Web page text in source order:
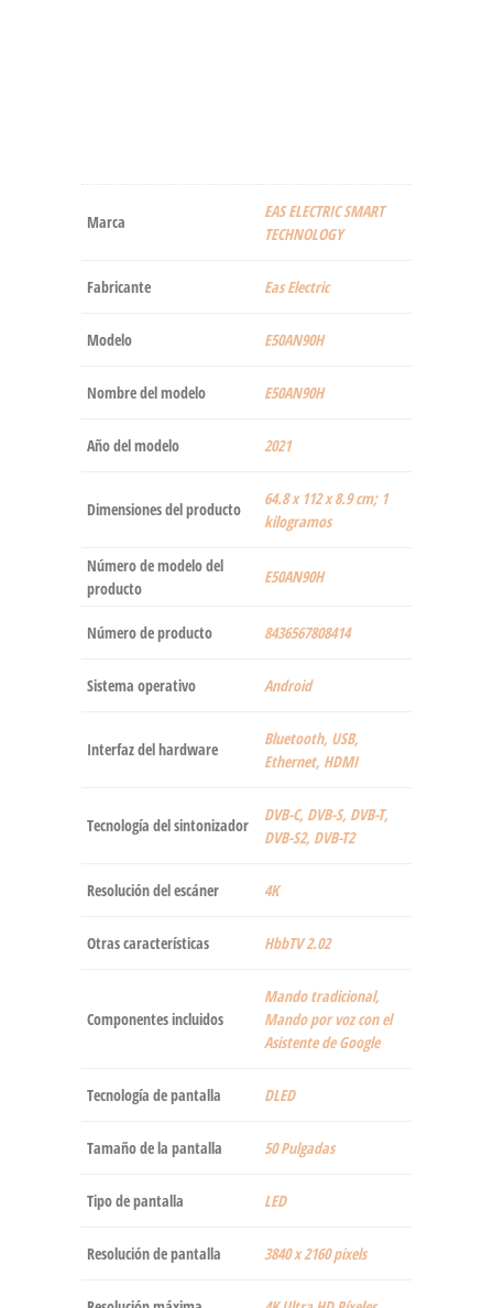
Marca
‎EAS ELECTRIC SMART
TECHNOLOGY
Fabricante ‎Eas Electric
Modelo ‎E50AN90H
Nombre del modelo ‎E50AN90H
Año del modelo ‎2021
Dimensiones del producto
‎64.8 x 112 x 8.9 cm; 1
kilogramos
Número de modelo del
producto
‎E50AN90H
Número de producto ‎8436567808414
Sistema operativo ‎Android
Interfaz del hardware
‎Bluetooth, USB,
Ethernet, HDMI
Tecnología del sintonizador
‎DVB-C, DVB-S, DVB-T,
DVB-S2, DVB-T2
Resolución del escáner ‎4K
Otras características ‎HbbTV 2.02
Componentes incluidos
‎Mando tradicional,
Mando por voz con el
Asistente de Google
Tecnología de pantalla ‎DLED
Tamaño de la pantalla ‎50 Pulgadas
Tipo de pantalla ‎LED
Resolución de pantalla ‎3840 x 2160 pixels